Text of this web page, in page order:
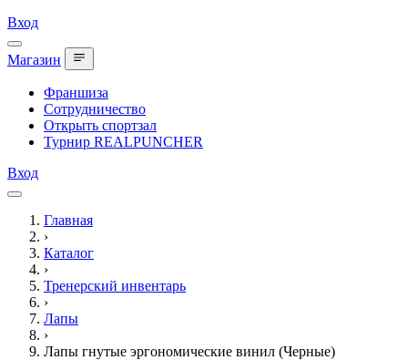
Вход
Магазин
Франшиза
Сотрудничество
Открыть спортзал
Турнир REALPUNCHER
Вход
Главная
›
Каталог
›
Тренерский инвентарь
›
Лапы
›
Лапы гнутые эргономические винил (Черные)